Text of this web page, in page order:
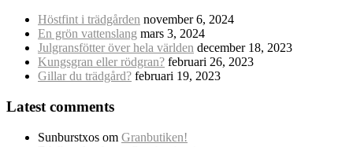
Höstfint i trädgården november 6, 2024
En grön vattenslang mars 3, 2024
Julgransfötter över hela världen december 18, 2023
Kungsgran eller rödgran? februari 26, 2023
Gillar du trädgård? februari 19, 2023
Latest comments
Sunburstxos om Granbutiken!